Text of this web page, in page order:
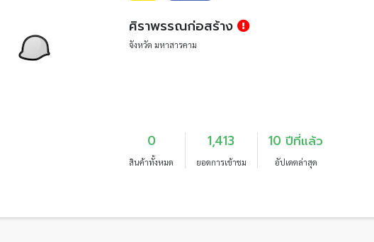
ศิราพรรณก่อสร้าง
จังหวัด มหาสารคาม
0
สินค้าทั้งหมด
1,413
ยอดการเข้าชม
10 ปีที่แล้ว
อัปเดตล่าสุด